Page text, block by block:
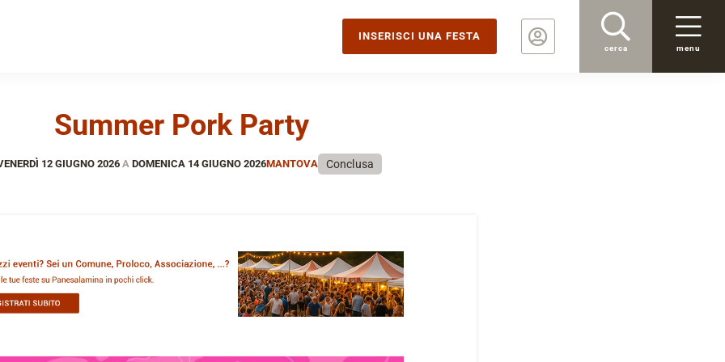
INSERISCI UNA FESTA
cerca menu
Summer Pork Party
12 GIUGNO 2026A DOMENICA 14 GIUGNO 2026MANTOVA Conclusa